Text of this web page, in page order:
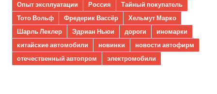
Опыт эксплуатации
Россия
Тайный покупатель
Тото Вольф
Фредерик Вассёр
Хельмут Марко
Шарль Леклер
Эдриан Ньюи дороги
иномарки
китайские автомобили
новинки
новости автофирм
отечественный автопром
электромобили